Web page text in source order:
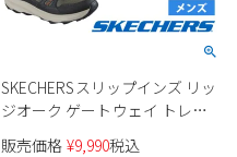
SKECHERSスリップインズ リッ
ジオーク ゲートウェイ トレイ
ル 237788 メンズ スニーカー
販売価格 ¥9,990税込